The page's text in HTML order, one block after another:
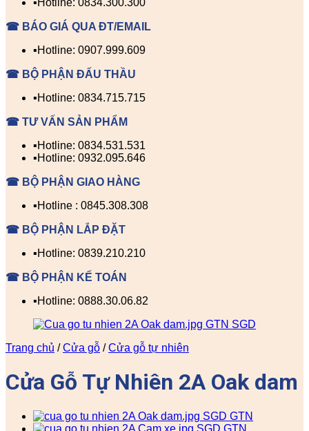
▪️Hotline: 0834.300.300
☎ BÁO GIÁ QUA ĐT/EMAIL
▪️Hotline: 0907.999.609
☎ BỘ PHẬN ĐẤU THẦU
▪️Hotline: 0834.715.715
☎ TƯ VẤN SẢN PHẨM
▪️Hotline: 0834.531.531
▪️Hotline: 0932.095.646
☎ BỘ PHẬN GIAO HÀNG
▪️Hotline : 0845.308.308
☎ BỘ PHẬN LẮP ĐẶT
▪️Hotline: 0839.210.210
☎ BỘ PHẬN KẾ TOÁN
▪️Hotline: 0888.30.06.82
Trang chủ / Cửa gỗ / Cửa gỗ tự nhiên
Cửa Gỗ Tự Nhiên 2A Oak dam